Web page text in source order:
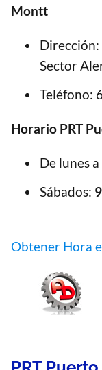
Montt
Dirección:
Sector
Teléfono:
Horario PRT
De lunes
Sábados:
Obtener Hora